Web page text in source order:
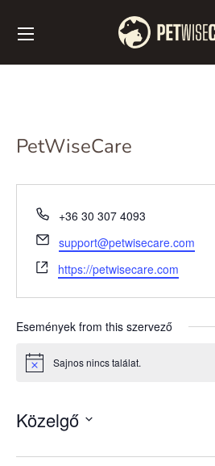
PetWiseCare
Phone
+36 30 307 4093
Email
support@petwisecare.com
Website
https://petwisecare.com
Események from this szervező
Notice Sajnos nincs találat.
Közelgő
Dátum